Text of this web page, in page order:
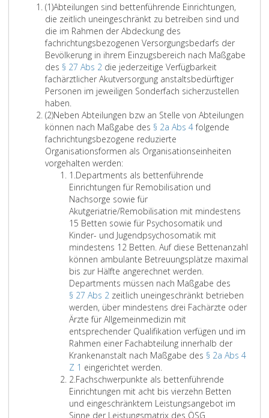
(1)A
b
s
a
t
z
e
i
n
s
Abteilungen sind bettenführende Einrichtungen,
die zeitlich uneingeschränkt zu betreiben sind und
die im Rahmen der Abdeckung des
fachrichtungsbezogenen Versorgungsbedarfs der
Bevölkerung in ihrem Einzugsbereich nach Maßgabe
des § 27 Abs 2 die jederzeitige Verfügbarkeit
fachärztlicher Akutversorgung anstaltsbedürftiger
Personen im jeweiligen Sonderfach sicherzustellen
haben.
b
t
e
i
l
u
n
g
e
n
s
i
n
d
b
e
t
t
e
n
f
ü
h
r
e
n
(2)A
b
s
a
t
Neben Abteilungen bzw an Stelle von Abteilungen
können nach Maßgabe des § 2a Abs 4folgende
fachrichtungsbezogene reduzierte
Organisationsformen als Organisationseinheiten
vorgehalten werden:N
e
b
e
n
A
b
t
e
i
l
u
n
g
e
n
b
z
w
a
n
S
1.Z
i
f
f
e
r
e
i
n
s
Departments als bettenführende
Einrichtungen für Remobilisation und
Nachsorge sowie für
Akutgeriatrie/Remobilisation mit mindestens
15 Betten sowie für Psychosomatik und
Kinder- und Jugendpsychosomatik mit
mindestens 12 Betten. Auf diese Bettenanzahl
können ambulante Betreuungsplätze maximal
bis zur Hälfte angerechnet werden.
Departments müssen nach Maßgabe des
§ 27 Abs 2 zeitlich uneingeschränkt betrieben
werden, über mindestens drei Fachärzte oder
Ärzte für Allgemeinmedizin mit
entsprechender Qualifikation verfügen und im
Rahmen einer Fachabteilung innerhalb der
Krankenanstalt nach Maßgabe des § 2a Abs 4
Z 1 eingerichtet werden.
e
p
a
r
2.Z
i
f
f
Fachschwerpunkte als bettenführende
Einrichtungen mit acht bis vierzehn Betten
und eingeschränktem Leistungsangebot im
Sinne der Leistungsmatrix des ÖSG